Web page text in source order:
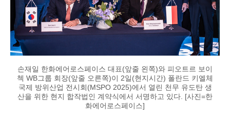
손재일 한화에어로스페이스 대표(앞줄 왼쪽)와 피오트르 보이
첵 WB그룹 회장(앞줄 오른쪽)이 2일(현지시간) 폴란드 키엘체
국제 방위산업 전시회(MSPO 2025)에서 열린 천무 유도탄 생
산을 위한 현지 합작법인 계약식에서 서명하고 있다. [사진=한
화에어로스페이스]